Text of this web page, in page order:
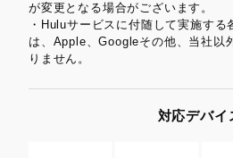
が変更となる場合がございます。
・Huluサービスに付随して実施する
は、Apple、Googleその他、当社以
りません。
対応デバイ